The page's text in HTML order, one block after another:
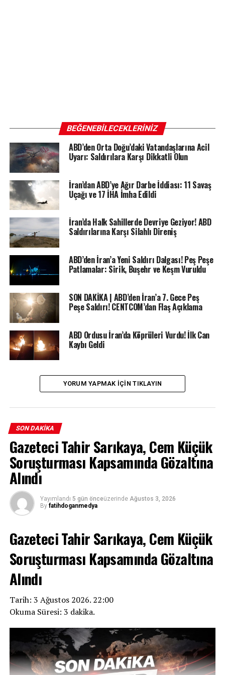
BEĞENEBILECEKLERINIZ
ABD’den Orta Doğu’daki Vatandaşlarına Acil
Uyarı: Saldırılara Karşı Dikkatli Olun
İran’dan ABD’ye Ağır Darbe İddiası: 11 Savaş
Uçağı ve 17 İHA İmha Edildi
İran’da Halk Sahillerde Devriye Geziyor! ABD
Saldırılarına Karşı Silahlı Direniş
ABD’den İran’a Yeni Saldırı Dalgası! Peş Peşe
Patlamalar: Sirik, Buşehr ve Keşm Vuruldu
SON DAKİKA | ABD’den İran’a 7. Gece Peş
Peşe Saldırı! CENTCOM’dan Flaş Açıklama
ABD Ordusu İran’da Köprüleri Vurdu! İlk Can
Kaybı Geldi
YORUM YAPMAK IÇIN TIKLAYIN
SON DAKIKA
Gazeteci Tahir Sarıkaya, Cem Küçük
Soruşturması Kapsamında Gözaltına
Alındı
Yayımlandı 5 gün önceüzerinde Ağustos 3, 2026
By fatihdoganmedya
Gazeteci Tahir Sarıkaya, Cem Küçük
Soruşturması Kapsamında Gözaltına
Alındı
Tarih: 3 Ağustos 2026. 22:00
Okuma Süresi: 3 dakika.